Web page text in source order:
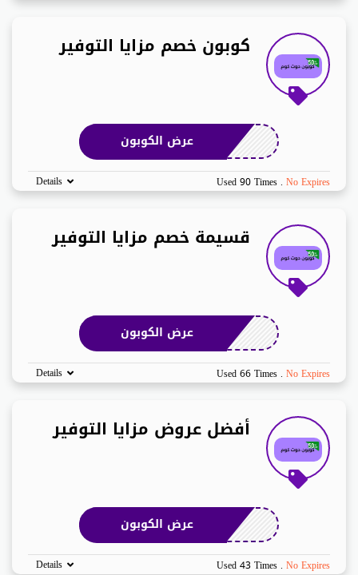
كوبون خصم مزايا التوفير
عرض الكوبون
Used 90 Times . No Expires
Details
قسيمة خصم مزايا التوفير
عرض الكوبون
Used 66 Times . No Expires
Details
أفضل عروض مزايا التوفير
عرض الكوبون
Used 43 Times . No Expires
Details